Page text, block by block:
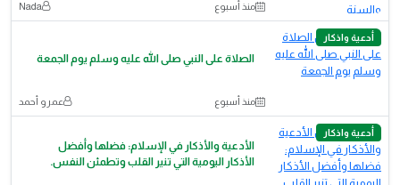
منذ أسبوع Nada
أدعية واذكار
الصلاة على النبي صلى الله عليه وسلم يوم الجمعة
منذ أسبوع عمرو أحمد
أدعية واذكار
الأدعية والأذكار في الإسلام: فضلها وأفضل
الأذكار اليومية التي تنير القلب وتطمئن النفس.